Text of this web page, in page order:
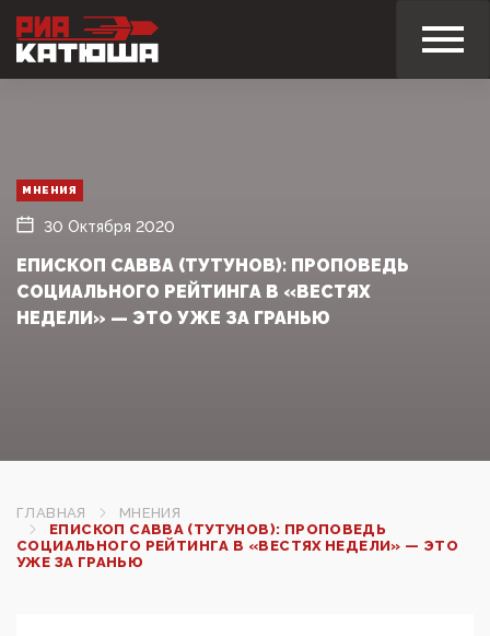
МНЕНИЯ
30 Октября 2020
ЕПИСКОП САВВА (ТУТУНОВ): ПРОПОВЕДЬ
СОЦИАЛЬНОГО РЕЙТИНГА В «ВЕСТЯХ
НЕДЕЛИ» — ЭТО УЖЕ ЗА ГРАНЬЮ
ГЛАВНАЯ
МНЕНИЯ
ЕПИСКОП САВВА (ТУТУНОВ): ПРОПОВЕДЬ
СОЦИАЛЬНОГО РЕЙТИНГА В «ВЕСТЯХ НЕДЕЛИ» — ЭТО
УЖЕ ЗА ГРАНЬЮ